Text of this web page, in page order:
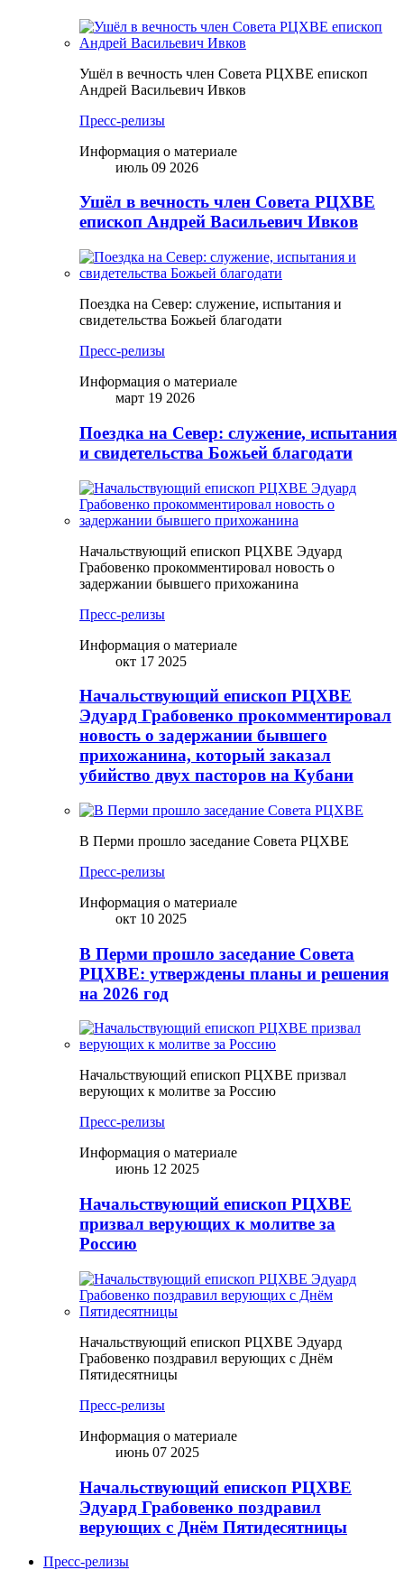
Ушёл в вечность член Совета РЦХВЕ епископ
Андрей Васильевич Ивков
Пресс-релизы
Информация о материале
июль 09 2026
Ушёл в вечность член Совета РЦХВЕ
епископ Андрей Васильевич Ивков
Поездка на Север: служение, испытания и
свидетельства Божьей благодати
Пресс-релизы
Информация о материале
март 19 2026
Поездка на Север: служение, испытания
и свидетельства Божьей благодати
Начальствующий епископ РЦХВЕ Эдуард
Грабовенко прокомментировал новость о
задержании бывшего прихожанина
Пресс-релизы
Информация о материале
окт 17 2025
Начальствующий епископ РЦХВЕ
Эдуард Грабовенко прокомментировал
новость о задержании бывшего
прихожанина, который заказал
убийство двух пасторов на Кубани
В Перми прошло заседание Совета РЦХВЕ
Пресс-релизы
Информация о материале
окт 10 2025
В Перми прошло заседание Совета
РЦХВЕ: утверждены планы и решения
на 2026 год
Начальствующий епископ РЦХВЕ призвал
верующих к молитве за Россию
Пресс-релизы
Информация о материале
июнь 12 2025
Начальствующий епископ РЦХВЕ
призвал верующих к молитве за
Россию
Начальствующий епископ РЦХВЕ Эдуард
Грабовенко поздравил верующих с Днём
Пятидесятницы
Пресс-релизы
Информация о материале
июнь 07 2025
Начальствующий епископ РЦХВЕ
Эдуард Грабовенко поздравил
верующих с Днём Пятидесятницы
Пресс-релизы